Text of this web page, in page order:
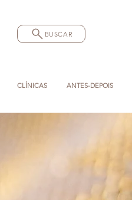
CLÍNICAS ANTES-DEPOIS
BUSCAR